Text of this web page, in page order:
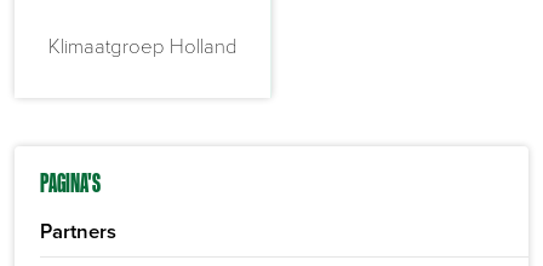
Klimaatgroep Holland
PAGINA'S
Partners